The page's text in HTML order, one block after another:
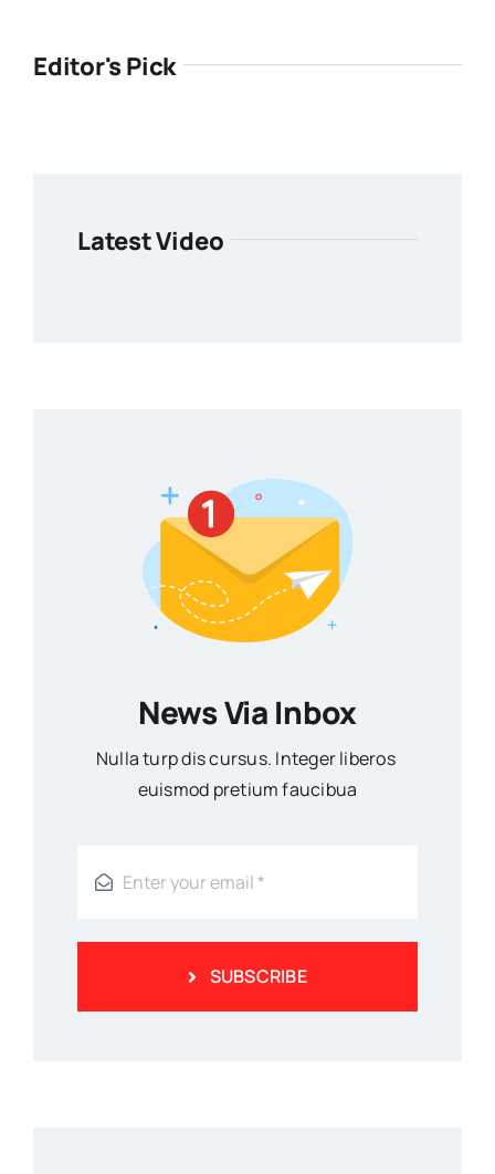
Editor's Pick
Latest Video
News Via Inbox
Nulla turp dis cursus. Integer liberos
euismod pretium faucibua
SUBSCRIBE